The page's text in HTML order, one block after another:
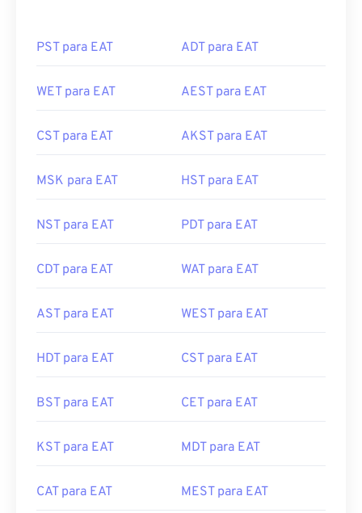
PST para EAT ADT para EAT
WET para EAT AEST para EAT
CST para EAT AKST para EAT
MSK para EAT HST para EAT
NST para EAT PDT para EAT
CDT para EAT WAT para EAT
AST para EAT WEST para EAT
HDT para EAT CST para EAT
BST para EAT CET para EAT
KST para EAT MDT para EAT
CAT para EAT MEST para EAT